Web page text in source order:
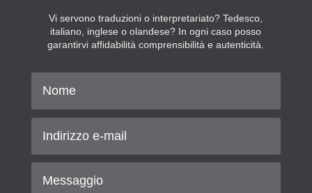
Vi servono traduzioni o interpretariato? Tedesco,
italiano, inglese o olandese? In ogni caso posso
garantirvi affidabilità comprensibilità e autenticità.